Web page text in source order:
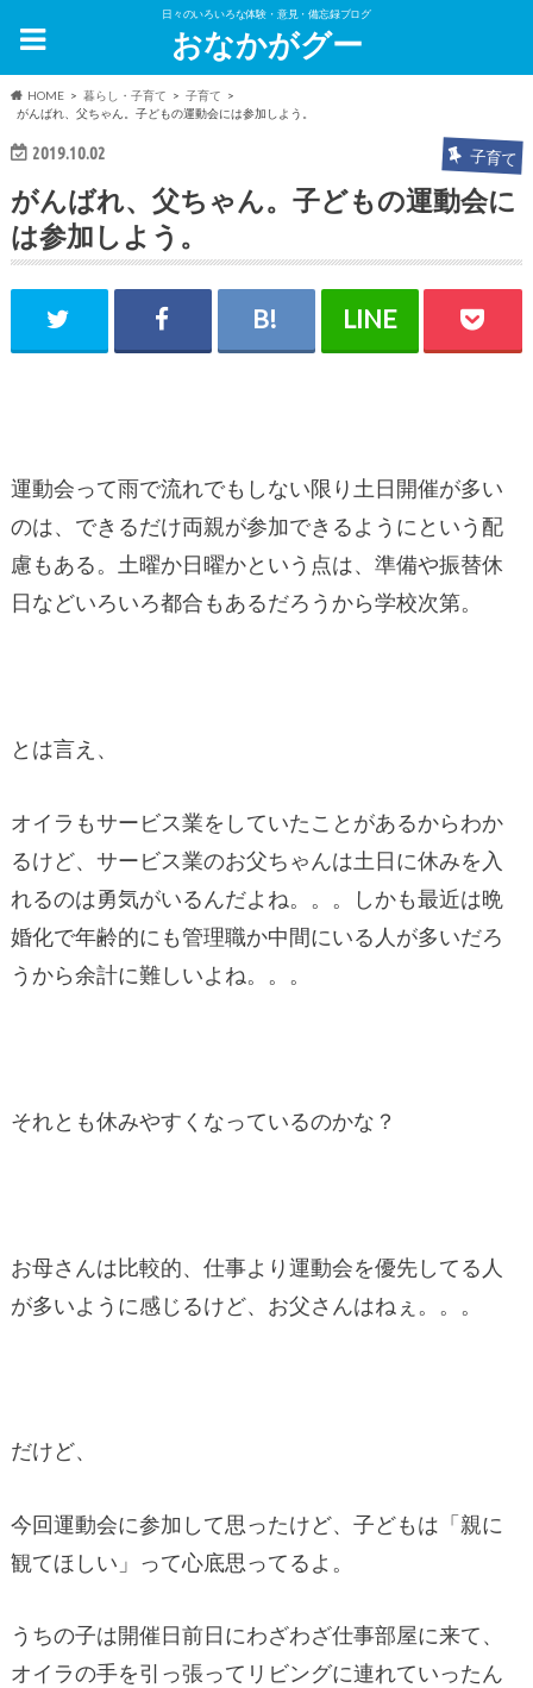
日々のいろいろな体験・意見・備忘録ブログ
おなかがグー
HOME 暮らし・子育て
子育て
がんばれ、父ちゃん。子どもの運動会には参加しよう。
2019.10.02 子育て
がんばれ、父ちゃん。子どもの運動会に
は参加しよう。
運動会って雨で流れでもしない限り土日開催が多い
のは、できるだけ両親が参加できるようにという配
慮もある。土曜か日曜かという点は、準備や振替休
日などいろいろ都合もあるだろうから学校次第。
とは言え、
オイラもサービス業をしていたことがあるからわか
るけど、サービス業のお父ちゃんは土日に休みを入
れるのは勇気がいるんだよね。。。しかも最近は晩
婚化で年齢的にも管理職か中間にいる人が多いだろ
うから余計に難しいよね。。。
それとも休みやすくなっているのかな？
お母さんは比較的、仕事より運動会を優先してる人
が多いように感じるけど、お父さんはねぇ。。。
だけど、
今回運動会に参加して思ったけど、子どもは「親に
観てほしい」って心底思ってるよ。
うちの子は開催日前日にわざわざ仕事部屋に来て、
オイラの手を引っ張ってリビングに連れていったん